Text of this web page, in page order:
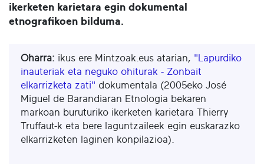
ikerketen karietara egin dokumental
etnografikoen bilduma.
Oharra: ikus ere Mintzoak.eus atarian, "Lapurdiko
inauteriak eta neguko ohiturak - Zonbait
elkarrizketa zati" dokumentala (2005eko José
Miguel de Barandiaran Etnologia bekaren
markoan buruturiko ikerketen karietara Thierry
Truffaut-k eta bere laguntzaileek egin euskarazko
elkarrizketen laginen konpilazioa).